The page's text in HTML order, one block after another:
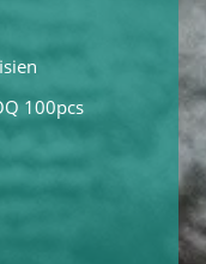
100pcs